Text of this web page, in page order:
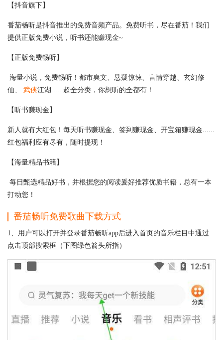
【抖音旗下】
番茄畅听是抖音推出的免费音频产品。免费听书，尽在番茄！我们
提供正版免费小说，听书还能赚现金~
【正版免费畅听】
海量小说，免费畅听！都市爽文、悬疑惊悚、言情穿越、玄幻修
仙、 武侠江湖......超全分类，你想听的全都有！
【听书赚现金】
新人就有大红包！每天听书赚现金、签到赚现金、开宝箱赚现金......
红包福利应有尽有，随时提现！
【海量精品书籍】
每日甄选精品好书，并根据您的阅读爰好推荐优质书籍，总有一本
打动您！
番茄畅听免费歌曲下载方式
1、用户可以打开并登录番茄畅听app后进入首页的音乐栏目中通过
点击顶部搜索框（下图绿色箭头所指）